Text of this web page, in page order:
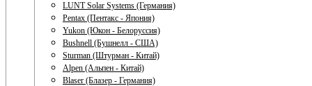
LUNT Solar Systems (Германия)
Pentax (Пентакс - Япония)
Yukon (Юкон - Белоруссия)
Bushnell (Бушнелл - США)
Sturman (Штурман - Китай)
Alpen (Альпен - Китай)
Blaser (Блазер - Германия)